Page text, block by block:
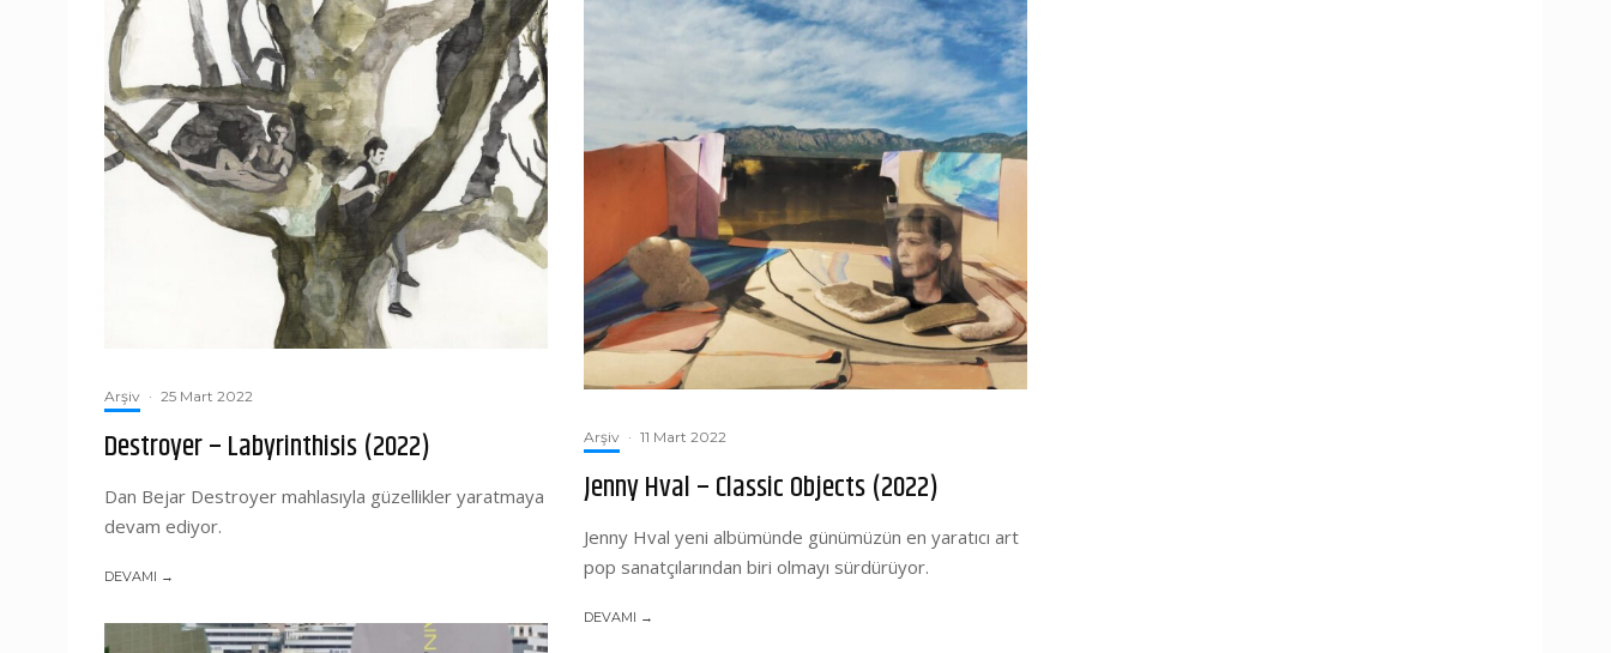
Arşiv · 25 Mart 2022
Destroyer – Labyrinthisis (2022)
Dan Bejar Destroyer mahlasıyla güzellikler yaratmaya
devam ediyor.
DEVAMI →
Arşiv · 11 Mart 2022
Jenny Hval – Classic Objects (2022)
Jenny Hval yeni albümünde günümüzün en yaratıcı art
pop sanatçılarından biri olmayı sürdürüyor.
DEVAMI →